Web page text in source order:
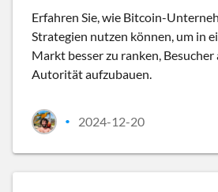
Erfahren Sie, wie Bitcoin-
Strategien nutzen können, um in
Markt besser zu ranken,
Autorität aufzubauen.
• 2024-12-20